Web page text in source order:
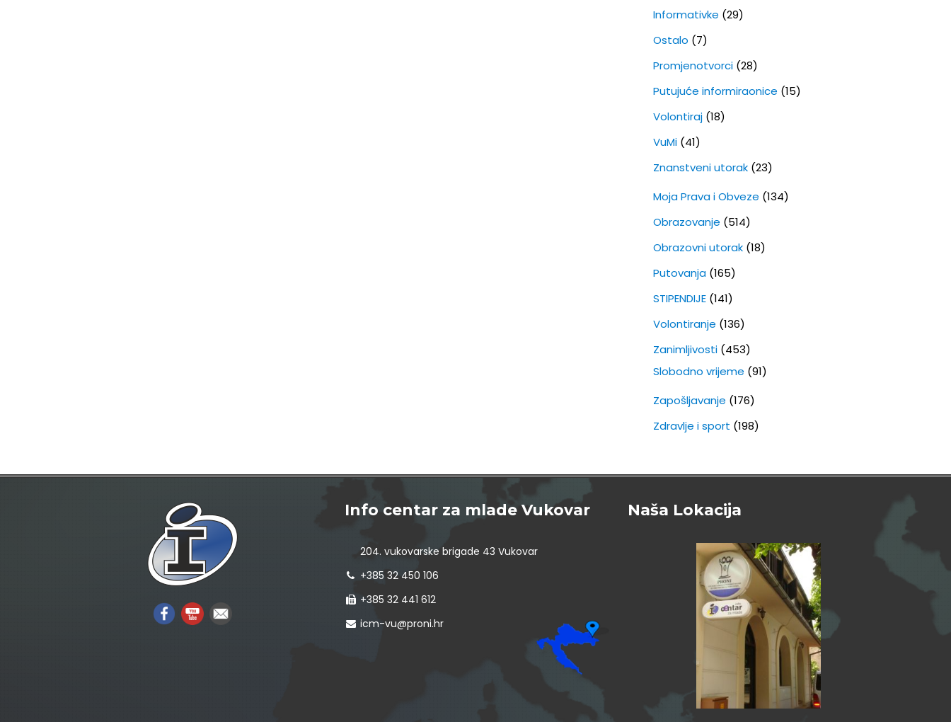
Informativke (29)
Ostalo (7)
Promjenotvorci(28)
Putujuće informiraonice (15)
Volontiraj(18)
VuMi(41)
Znanstveni utorak(23)
Moja Prava i Obveze (134)
Obrazovanje (514)
Obrazovni utorak(18)
Putovanja(165)
STIPENDIJE(141)
Volontiranje (136)
Zanimljivosti(453)
Slobodno vrijeme (91)
Zapošljavanje (176)
Zdravlje i sport (198)
Info centar za mlade Vukovar
204. vukovarske brigade 43 Vukovar
+385 32 450 106
+385 32 441 612
icm-vu@proni.hr
Naša Lokacija